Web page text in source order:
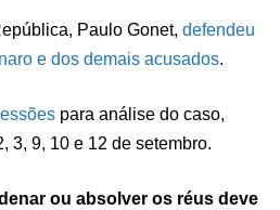
Paulo Gonet, defendeu
e dos demais acusados.
para análise do caso,
3, 9, 10 e 12 de setembro.
ou absolver os réus deve